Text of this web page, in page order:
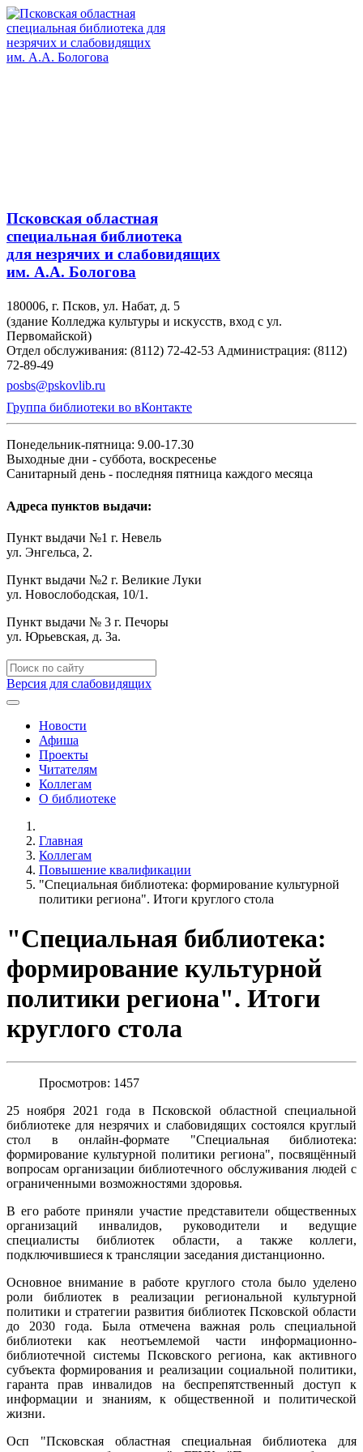
Псковская областная
специальная библиотека
для незрячих и слабовидящих
им. А.А. Бологова
180006, г. Псков, ул. Набат, д. 5
(здание Колледжа культуры и искусств, вход с ул.
Первомайской)
Отдел обслуживания: (8112) 72-42-53 Администрация: (8112)
72-89-49
posbs@pskovlib.ru
Группа библиотеки во вКонтакте
Понедельник-пятница: 9.00-17.30
Выходные дни - суббота, воскресенье
Санитарный день - последняя пятница каждого месяца
Адреса пунктов выдачи:
Пункт выдачи №1 г. Невель
ул. Энгельса, 2.
Пункт выдачи №2 г. Великие Луки
ул. Новослободская, 10/1.
Пункт выдачи № 3 г. Печоры
ул. Юрьевская, д. 3а.
Версия для слабовидящих
Новости
Афиша
Проекты
Читателям
Коллегам
О библиотеке
Главная
Коллегам
Повышение квалификации
"Специальная библиотека: формирование культурной
политики региона". Итоги круглого стола
"Специальная библиотека:
формирование культурной
политики региона". Итоги
круглого стола
Просмотров: 1457
25 ноября 2021 года в Псковской областной специальной
библиотеке для незрячих и слабовидящих состоялся круглый
стол в онлайн-формате "Специальная библиотека:
формирование культурной политики региона", посвящённый
вопросам организации библиотечного обслуживания людей с
ограниченными возможностями здоровья.
В его работе приняли участие представители общественных
организаций инвалидов, руководители и ведущие
специалисты библиотек области, а также коллеги,
подключившиеся к трансляции заседания дистанционно.
Основное внимание в работе круглого стола было уделено
роли библиотек в реализации региональной культурной
политики и стратегии развития библиотек Псковской области
до 2030 года. Была отмечена важная роль специальной
библиотеки как неотъемлемой части информационно-
библиотечной системы Псковского региона, как активного
субъекта формирования и реализации социальной политики,
гаранта прав инвалидов на беспрепятственный доступ к
информации и знаниям, к общественной и политической
жизни.
Осп "Псковская областная специальная библиотека для